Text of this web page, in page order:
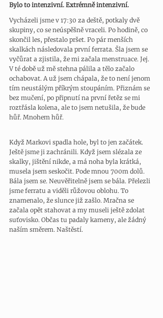
Bylo to intenzivní. Extrémně intenzivní.
Vycházeli jsme v 17:30 za deště, potkaly dvě
skupiny, co se neúspěšně vraceli. Po hodině, co
skončil les, přestalo pršet. Po pár menších
skalkách následovala první ferrata. Šla jsem se
vyčůrat a zjistila, že mi začala menstruace. Jej.
V té době už mě stehna pálila a tělo začalo
ochabovat. A už jsem chápala, že to není jenom
tím neustálým příkrým stoupáním. Přiznám se
bez mučení, po připnutí na první řetěz se mi
roztřásla kolena, ale to jsem netušila, že bude
hůř. Mnohem hůř.
Když Markovi spadla hole, byl to jen začátek.
Ještě jsme ji zachránili. Když jsem slézala ze
skalky, jištění nikde, a má noha byla krátká,
musela jsem seskočit. Pode mnou 700m dolů.
Bála jsem se. Neuvěřitelně jsem se bála. Přelezli
jsme ferratu a viděli růžovou oblohu. To
znamenalo, že slunce již zašlo. Mračna se
začala opět stahovat a my museli ještě zdolat
suťovisko. Občas tu padaly kameny, ale žádný
naším směrem. Naštěstí.